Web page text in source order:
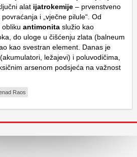
alat ijatrokemije – prvenstveno
i „vječne pilule“. Od
antimonita služio kao
do uloge u čišćenju zlata (balneum
kao svestran element. Danas je
(akumulatori, ležajevi) i poluvodičima,
arsenom podsjeća na važnost
Raos